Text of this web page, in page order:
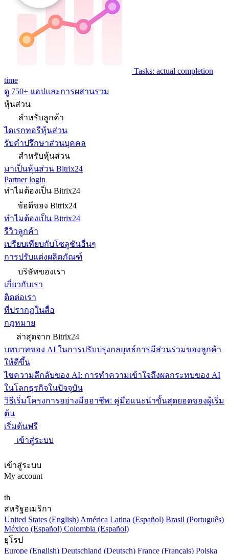
Tasks: actual completion
time
ดู 750+ แอปและการผสานรวม
หุ้นส่วน
สำหรับลูกค้า
ไดเรกทอรีหุ้นส่วน
รับคำปรึกษาส่วนบุคคล
สำหรับหุ้นส่วน
มาเป็นหุ้นส่วน Bitrix24
Partner login
ทำไมต้องเป็น Bitrix24
ข้อดีของ Bitrix24
ทำไมต้องเป็น Bitrix24
รีวิวลูกค้า
เปรียบเทียบกับโซลูชันอื่นๆ
การปรับแต่งผลิตภัณฑ์
บริษัทของเรา
เกี่ยวกับเรา
ติดต่อเรา
ที่ปรากฏในสื่อ
กฎหมาย
ล่าสุดจาก Bitrix24
บทบาทของ AI ในการปรับปรุงกลยุทธ์การมีส่วนร่วมของลูกค้า
ให้ดีขึ้น
ไขความลึกลับของ AI: การทำความเข้าใจถึงผลกระทบของ AI
ในโลกธุรกิจในปัจจุบัน
วิธีเริ่มโครงการอย่างมืออาชีพ: คู่มือแนะนำขั้นสุดยอดของผู้เริ่ม
ต้น
เริ่มต้นฟรี
เข้าสู่ระบบ
เข้าสู่ระบบ
My account
th
สหรัฐอเมริกา
United States (English) América Latina (Español) Brasil (Português)
México (Español) Colombia (Español)
ยุโรป
Europe (English) Deutschland (Deutsch) France (Français) Polska